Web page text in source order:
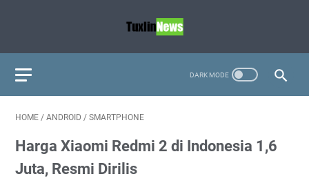
HOME / ANDROID / SMARTPHONE
Harga Xiaomi Redmi 2 di Indonesia 1,6
Juta, Resmi Dirilis